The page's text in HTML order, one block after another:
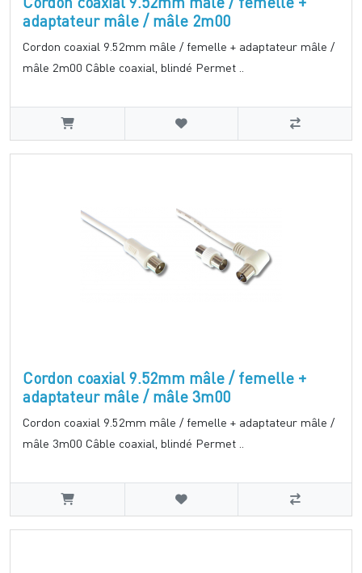
adaptateur mâle / mâle 2m00
Cordon coaxial 9.52mm mâle / femelle + adaptateur mâle /
mâle 2m00 Câble coaxial, blindé Permet ..
Cordon coaxial 9.52mm mâle / femelle +
adaptateur mâle / mâle 3m00
Cordon coaxial 9.52mm mâle / femelle + adaptateur mâle /
mâle 3m00 Câble coaxial, blindé Permet ..